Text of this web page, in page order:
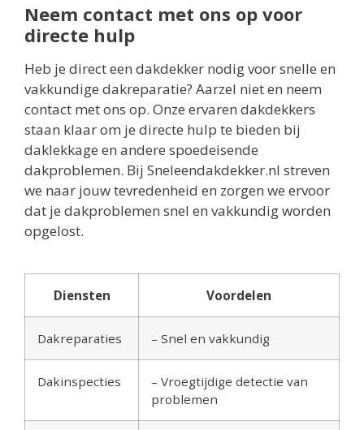
Neem contact met ons op voor
directe hulp
Heb je direct een dakdekker nodig voor snelle en
vakkundige dakreparatie? Aarzel niet en neem
contact met ons op. Onze ervaren dakdekkers
staan klaar om je directe hulp te bieden bij
daklekkage en andere spoedeisende
dakproblemen. Bij Sneleendakdekker.nl streven
we naar jouw tevredenheid en zorgen we ervoor
dat je dakproblemen snel en vakkundig worden
opgelost.
Diensten Voordelen
Dakreparaties – Snel en vakkundig
Dakinspecties
– Vroegtijdige detectie van
problemen